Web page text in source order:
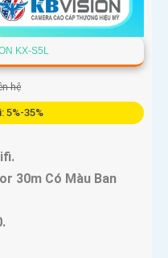
KX-S5L
hệ
5%-35%
30m Có Màu Ban